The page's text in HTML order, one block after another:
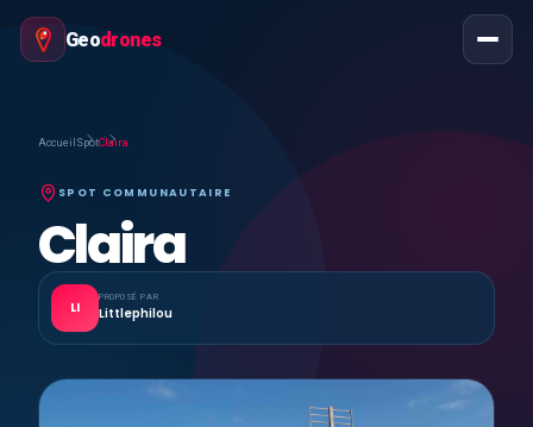
Geodrones
Accueil SpotClaira
SPOT COMMUNAUTAIRE
Claira
LI
PROPOSÉ PAR
Littlephilou